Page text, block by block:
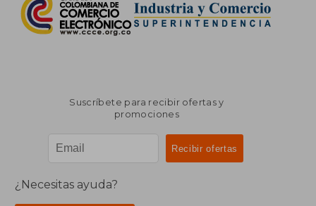
Suscríbete para recibir ofertas y
promociones
¿Necesitas ayuda?